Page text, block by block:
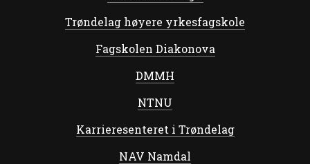
Trøndelag høyere yrkesfagskole
Fagskolen Diakonova
DMMH
NTNU
Karrieresenteret i Trøndelag
NAV Namdal